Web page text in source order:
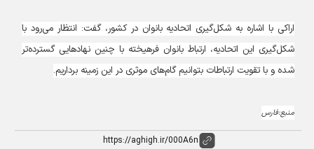
اراکی با اشاره به شکل‌گیری اتحادیه بانوان در کشور، گفت: انتظار می‌رود با
شکل‌گیری این اتحادیه، ارتباط بانوان فرهیخته با چنین نهادهایی گسترده‌تر
شده و با تقویت ارتباطات بتوانیم گام‌های موثری در این زمینه برداریم.
منبع:فارس